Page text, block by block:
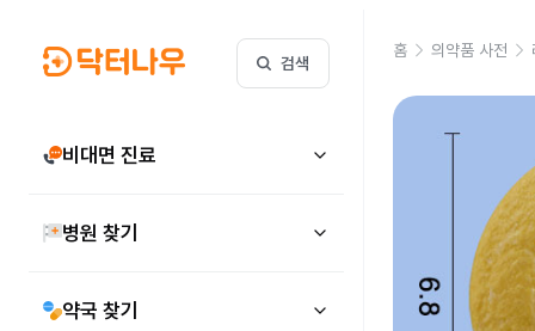
검색
비대면 진료
병원 찾기
약국 찾기
홈 의약품 사전